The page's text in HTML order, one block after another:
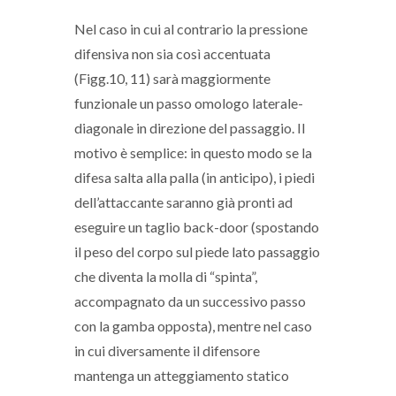
Nel caso in cui al contrario la pressione
difensiva non sia così accentuata
(Figg.10, 11) sarà maggiormente
funzionale un passo omologo laterale-
diagonale in direzione del passaggio. Il
motivo è semplice: in questo modo se la
difesa salta alla palla (in anticipo), i piedi
dell’attaccante saranno già pronti ad
eseguire un taglio back-door (spostando
il peso del corpo sul piede lato passaggio
che diventa la molla di “spinta”,
accompagnato da un successivo passo
con la gamba opposta), mentre nel caso
in cui diversamente il difensore
mantenga un atteggiamento statico